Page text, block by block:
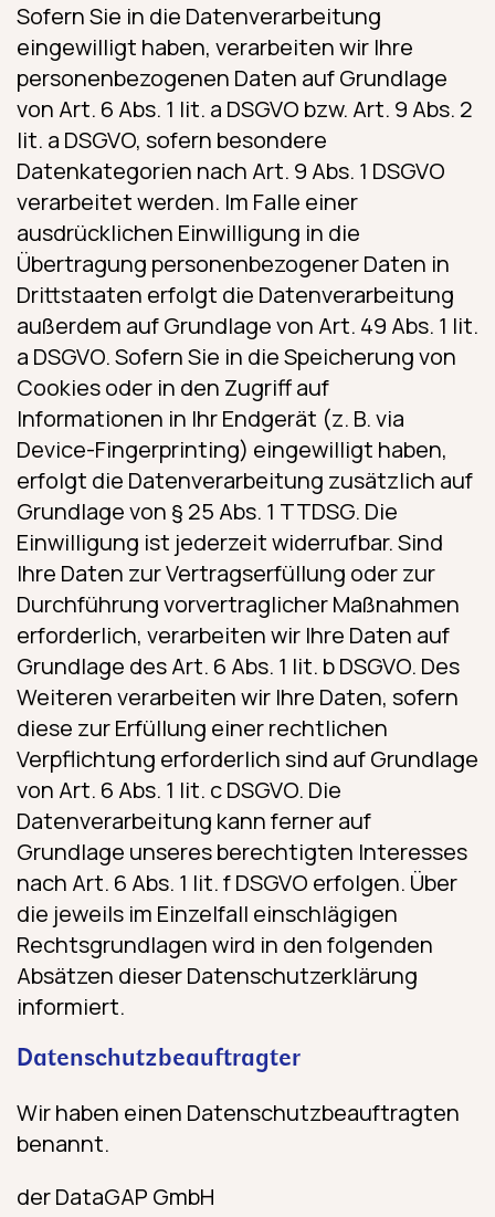
Sofern Sie in die Datenverarbeitung
eingewilligt haben, verarbeiten wir Ihre
personenbezogenen Daten auf Grundlage
von Art. 6 Abs. 1 lit. a DSGVO bzw. Art. 9 Abs. 2
lit. a DSGVO, sofern besondere
Datenkategorien nach Art. 9 Abs. 1 DSGVO
verarbeitet werden. Im Falle einer
ausdrücklichen Einwilligung in die
Übertragung personenbezogener Daten in
Drittstaaten erfolgt die Datenverarbeitung
außerdem auf Grundlage von Art. 49 Abs. 1 lit.
a DSGVO. Sofern Sie in die Speicherung von
Cookies oder in den Zugriff auf
Informationen in Ihr Endgerät (z. B. via
Device-Fingerprinting) eingewilligt haben,
erfolgt die Datenverarbeitung zusätzlich auf
Grundlage von § 25 Abs. 1 TTDSG. Die
Einwilligung ist jederzeit widerrufbar. Sind
Ihre Daten zur Vertragserfüllung oder zur
Durchführung vorvertraglicher Maßnahmen
erforderlich, verarbeiten wir Ihre Daten auf
Grundlage des Art. 6 Abs. 1 lit. b DSGVO. Des
Weiteren verarbeiten wir Ihre Daten, sofern
diese zur Erfüllung einer rechtlichen
Verpflichtung erforderlich sind auf Grundlage
von Art. 6 Abs. 1 lit. c DSGVO. Die
Datenverarbeitung kann ferner auf
Grundlage unseres berechtigten Interesses
nach Art. 6 Abs. 1 lit. f DSGVO erfolgen. Über
die jeweils im Einzelfall einschlägigen
Rechtsgrundlagen wird in den folgenden
Absätzen dieser Datenschutzerklärung
informiert.
Datenschutz­beauftragter
Wir haben einen Datenschutzbeauftragten
benannt.
der DataGAP GmbH